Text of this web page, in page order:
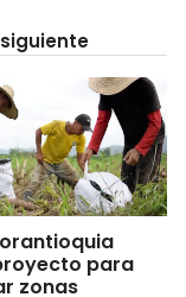
para
zonas